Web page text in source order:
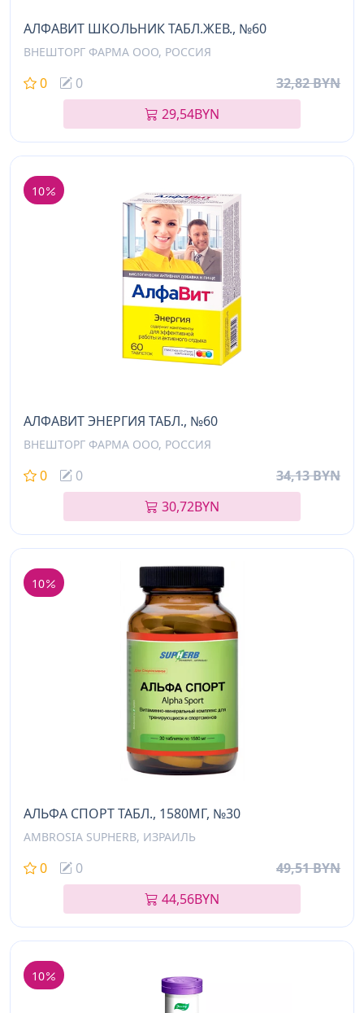
АЛФАВИТ ШКОЛЬНИК ТАБЛ.ЖЕВ., №60
ВНЕШТОРГ ФАРМА ООО, РОССИЯ
0 0
32,82 BYN
29,54BYN
10
АЛФАВИТ ЭНЕРГИЯ ТАБЛ., №60
ВНЕШТОРГ ФАРМА ООО, РОССИЯ
0 0
34,13 BYN
30,72BYN
10
АЛЬФА СПОРТ ТАБЛ., 1580МГ, №30
AMBROSIA SUPHERB, ИЗРАИЛЬ
0 0
49,51 BYN
44,56BYN
10